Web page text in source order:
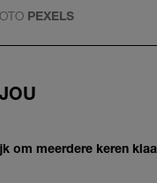
PEXELS
om meerdere keren